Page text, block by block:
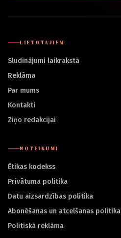
LIETOTĀJIEM
Sludinājumi laikrakstā
Reklāma
Par mums
Kontakti
Ziņo redakcijai
NOTEIKUMI
Ētikas kodekss
Privātuma politika
Datu aizsardzības politika
Abonēšanas un atcelšanas politika
Politiskā reklāma